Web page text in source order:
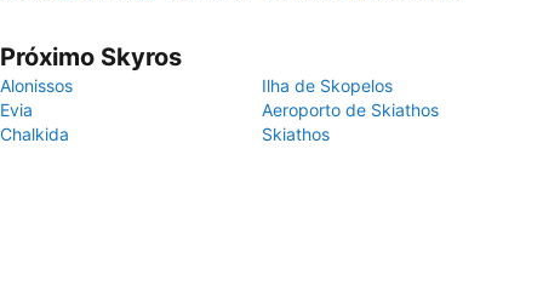
Próximo Skyros
Alonissos
Ilha de Skopelos
Evia
Aeroporto de Skiathos
Chalkida
Skiathos